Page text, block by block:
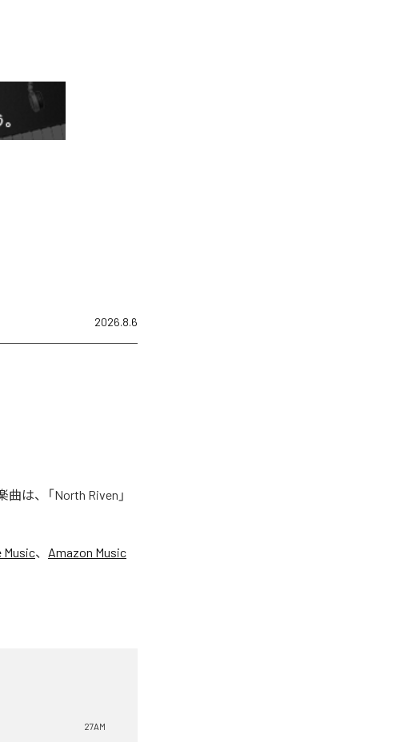
2026.8.6
は、「North Riven」
Music、 Amazon Music
27AM